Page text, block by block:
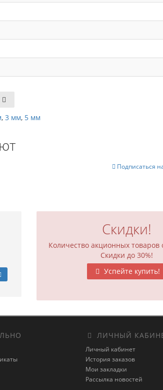
, 3 мм, 5 мм
Подписаться
Скидки!
Количество акционных товаров
Скидки до 30%!
Успейте купить!
ЛИЧНЫЙ
Личный кабинет
История заказов
Мои закладки
Рассылка новостей